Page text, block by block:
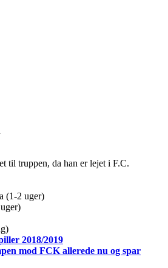
til truppen, da han er lejet i F.C.
(1-2 uger)
2018/2019
mod FCK allerede nu og spar